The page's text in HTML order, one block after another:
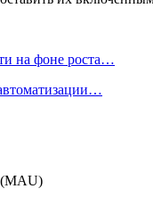
на фоне роста…
(MAU)